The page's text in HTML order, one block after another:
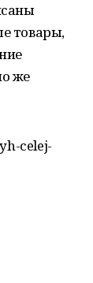
товары,
же
celej-